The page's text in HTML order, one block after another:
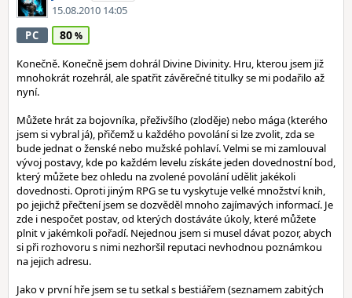
15.08.2010 14:05
PC 80
Konečně. Konečně jsem dohrál Divine Divinity. Hru, kterou jsem již
mnohokrát rozehrál, ale spatřit závěrečné titulky se mi podařilo až
nyní.
Můžete hrát za bojovníka, přeživšího (zloděje) nebo mága (kterého
jsem si vybral já), přičemž u každého povolání si lze zvolit, zda se
bude jednat o ženské nebo mužské pohlaví. Velmi se mi zamlouval
vývoj postavy, kde po každém levelu získáte jeden dovednostní bod,
který můžete bez ohledu na zvolené povolání udělit jakékoli
dovednosti. Oproti jiným RPG se tu vyskytuje velké množství knih,
po jejichž přečtení jsem se dozvěděl mnoho zajímavých informací. Je
zde i nespočet postav, od kterých dostáváte úkoly, které můžete
plnit v jakémkoli pořadí. Nejednou jsem si musel dávat pozor, abych
si při rozhovoru s nimi nezhoršil reputaci nevhodnou poznámkou
na jejich adresu.
Jako v první hře jsem se tu setkal s bestiářem (seznamem zabitých